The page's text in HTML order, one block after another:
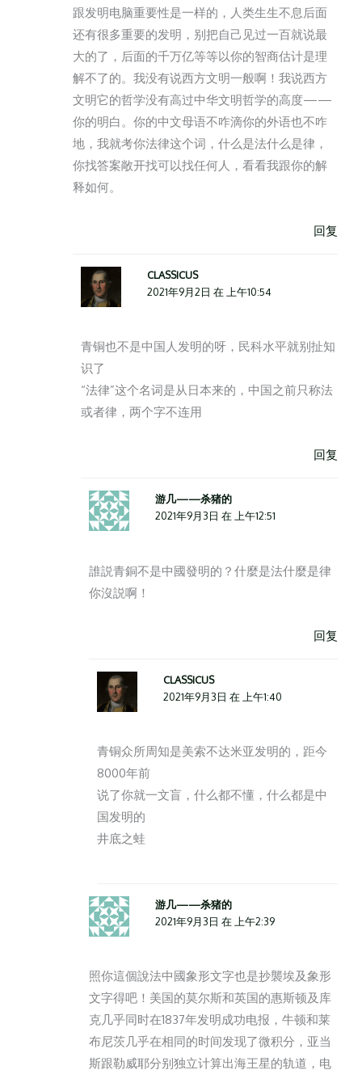
跟发明电脑重要性是一样的，人类生生不息后面
还有很多重要的发明，别把自己见过一百就说最
大的了，后面的千万亿等等以你的智商估计是理
解不了的。我没有说西方文明一般啊！我说西方
文明它的哲学没有高过中华文明哲学的高度——
你的明白。你的中文母语不咋滴你的外语也不咋
地，我就考你法律这个词，什么是法什么是律，
你找答案敞开找可以找任何人，看看我跟你的解
释如何。
回复
CLASSICUS
2021年9月2日 在 上午10:54
青铜也不是中国人发明的呀，民科水平就别扯知
识了
“法律”这个名词是从日本来的，中国之前只称法
或者律，两个字不连用
回复
游几——杀猪的
2021年9月3日 在 上午12:51
誰説青銅不是中國發明的？什麼是法什麼是律
你沒説啊！
回复
CLASSICUS
2021年9月3日 在 上午1:40
青铜众所周知是美索不达米亚发明的，距今
8000年前
说了你就一文盲，什么都不懂，什么都是中
国发明的
井底之蛙
游几——杀猪的
2021年9月3日 在 上午2:39
照你這個說法中國象形文字也是抄襲埃及象形
文字得吧！美国的莫尔斯和英国的惠斯顿及库
克几乎同时在1837年发明成功电报，牛顿和莱
布尼茨几乎在相同的时间发现了微积分，亚当
斯跟勒威耶分别独立计算出海王星的轨道，电